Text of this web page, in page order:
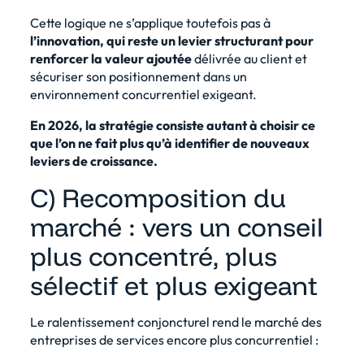
Cette logique ne s’applique toutefois pas à
l’innovation, qui reste un levier structurant pour
renforcer la valeur ajoutéedélivrée au client et
sécuriser son positionnement dans un
environnement concurrentiel exigeant.
En 2026, la stratégie consiste autant à choisir ce
que l’on ne fait plus qu’à identifier de nouveaux
leviers de croissance.
C) Recomposition du
marché : vers un conseil
plus concentré, plus
sélectif et plus exigeant
Le ralentissement conjoncturel rend le marché des
entreprises de services encore plus concurrentiel :